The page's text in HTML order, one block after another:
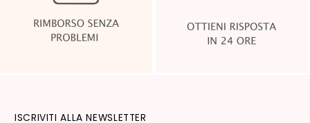
ISCRIVITI ALLA NEWSLETTER